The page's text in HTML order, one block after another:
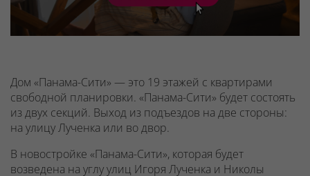
Дом «Панама-Сити» — это 19 этажей с квартирами
свободной планировки. «Панама-Сити» будет состоять
из двух секций. Выход из подъездов на две стороны:
на улицу Лученка или во двор.
В новостройке «Панама-Сити», которая будет
возведена на углу улиц Игоря Лученка и Николы